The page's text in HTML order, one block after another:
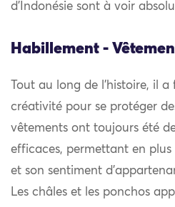
d’Indonésie sont à voir
Habillement -
Tout au long de l’histoire, il
créativité pour se protéger
vêtements ont toujours été
efficaces, permettant en plus
et son sentiment
Les châles et les ponchos